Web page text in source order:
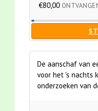
€80,00
De aanschaf van
voor het 's nachts
onderzoeken van